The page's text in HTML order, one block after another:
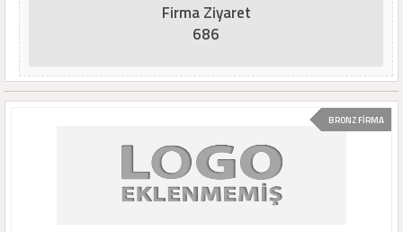
Firma Ziyaret
686
BRONZ FİRMA